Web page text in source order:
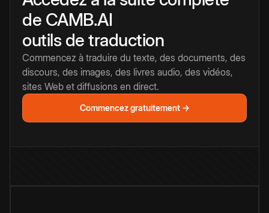
de CAMB.AI
outils de traduction
Commencez à traduire du texte, des documents, des
discours, des images, des livres audio, des vidéos,
sites Web et diffusions en direct.
Commencez gratuitement →